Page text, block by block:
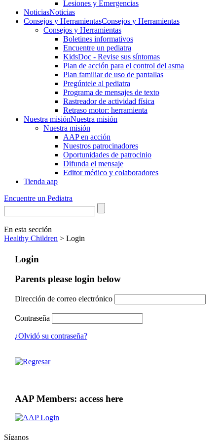
Lesiones y Emergencias
NoticiasNoticias
Consejos y HerramientasConsejos y Herramientas
Consejos y Herramientas
Boletines informativos
Encuentre un pediatra
KidsDoc - Revise sus síntomas
Plan de acción para el control del asma
Plan familiar de uso de pantallas
Pregúntele al pediatra
Programa de mensajes de texto
Rastre​​ador de activida​d física
Retraso motor: herramienta
Nuestra misiónNuestra misión
Nuestra misión
AAP en acción
Nuestros patrocinadores
Oportunidades de patrocinio
Difunda el mensaje
Editor médico y colaboradores
Tienda aap
Encuentre un Pediatra
En esta sección
Healthy Children > Login
Login
Parents please login below
Dirección de correo electrónico
Contraseña
¿Olvidó su contraseña?
AAP Members: access here
Síganos